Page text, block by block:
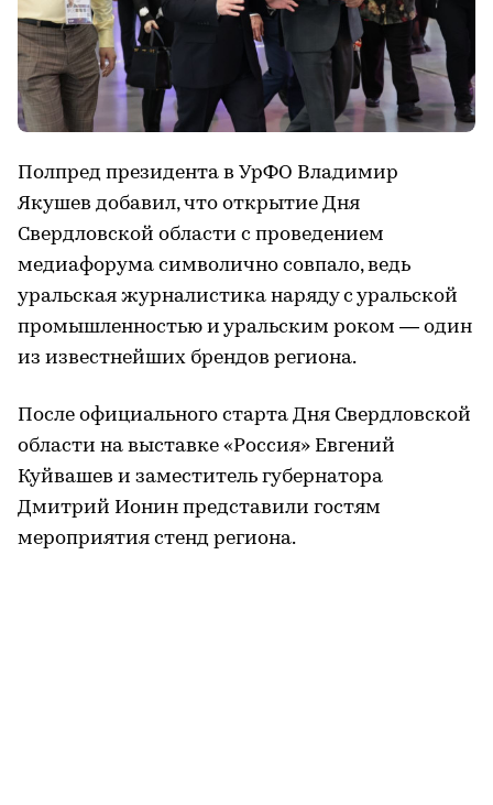
Полпред президента в УрФО Владимир
Якушев добавил, что открытие Дня
Свердловской области с проведением
медиафорума символично совпало, ведь
уральская журналистика наряду с уральской
промышленностью и уральским роком — один
из известнейших брендов региона.
После официального старта Дня Свердловской
области на выставке «Россия» Евгений
Куйвашев и заместитель губернатора
Дмитрий Ионин представили гостям
мероприятия стенд региона.